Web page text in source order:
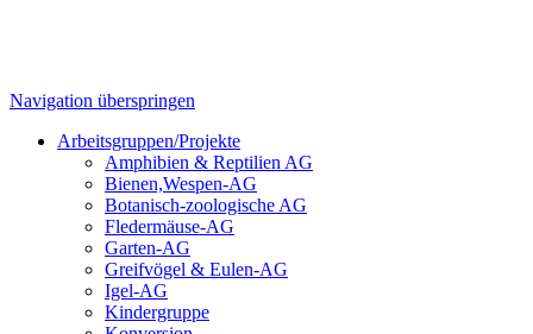
Navigation überspringen
Arbeitsgruppen/Projekte
Amphibien & Reptilien AG
Bienen,Wespen-AG
Botanisch-zoologische AG
Fledermäuse-AG
Garten-AG
Greifvögel & Eulen-AG
Igel-AG
Kindergruppe